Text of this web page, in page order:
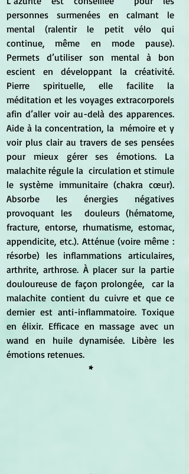
personnes surmenées en calmant le
mental (ralentir le petit vélo qui
continue, même en mode pause).
Permets d’utiliser son mental à bon
escient en développant la créativité.
Pierre spirituelle, elle facilite la
méditation et les voyages extracorporels
afin d’aller voir au-delà des apparences.
Aide à la concentration, la  mémoire et y
voir plus clair au travers de ses pensées
pour mieux gérer ses émotions. La
malachite régule la  circulation et stimule
le système immunitaire (chakra cœur).
Absorbe les énergies négatives
provoquant les  douleurs (hématome,
fracture, entorse, rhumatisme, estomac,
appendicite, etc.). Atténue (voire même :
résorbe) les inflammations articulaires,
arthrite, arthrose. À placer sur la partie
douloureuse de façon prolongée,  car la
malachite contient du cuivre et que ce
dernier est anti-inflammatoire. Toxique
en élixir. Efficace en massage avec un
wand en huile dynamisée. Libère les
émotions retenues.
*